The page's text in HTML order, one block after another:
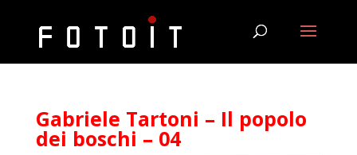
Gabriele Tartoni – Il popolo
dei boschi – 04